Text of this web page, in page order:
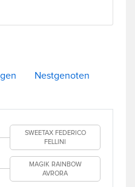
Nestgenoten
SWEETAX FEDERICO
FELLINI
MAGIK RAINBOW
AVRORA